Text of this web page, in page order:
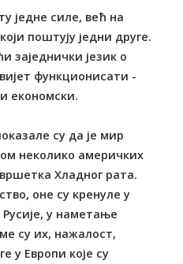
једне силе, већ на
поштују једни друге.
заједнички језик о
функционисати -
економски.
су да је мир
неколико америчких
Хладног рата.
оне су кренуле у
у наметање
су их, нажалост,
у Европи које су